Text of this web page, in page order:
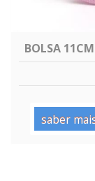
BOLSA
saber